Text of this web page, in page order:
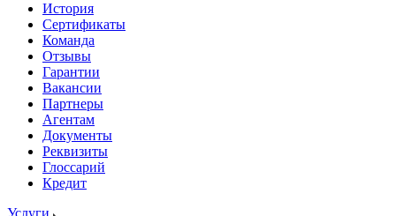
История
Сертификаты
Команда
Отзывы
Гарантии
Вакансии
Партнеры
Агентам
Документы
Реквизиты
Глоссарий
Кредит
Услуги